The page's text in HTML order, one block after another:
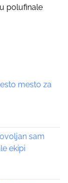
polufinale
mesto za
sam
ekipi